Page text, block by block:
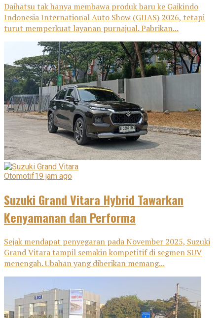
Daihatsu tak hanya membawa produk baru ke Gaikindo
Indonesia International Auto Show (GIIAS) 2026, tetapi
turut memperkuat layanan purnajual. Pabrikan...
Otomotif19 jam ago
Suzuki Grand Vitara Hybrid Tawarkan
Kenyamanan dan Performa
Sejak mendapat penyegaran pada November 2025, Suzuki
Grand Vitara tampil semakin kompetitif di segmen SUV
menengah. Ubahan yang diberikan memang...